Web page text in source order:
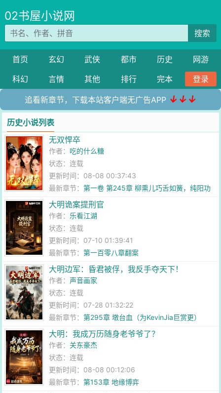
02书屋小说网
搜索
首页 玄幻 武侠 都市 历史
网游
科幻
言情 其他 排行 完本 登录
追看新章节，下载本站客户端无广告APP ↓↓↓
历史小说列表
无双悍卒
作者： 吃的什么糖
状态：连载
更新时间：08-08 00:37:43
最新章节：第一卷 第245章 柳熏儿巧舌如簧，纯阳功
下半部曝光！
大明诡案提刑官
作者： 乐看江湖
状态：连载
更新时间：07-10 01:39:41
最新章节：第一百零八章翻案
大明边军：昏君被俘，我反手夺天下！
作者： 声音画家
状态：连载
更新时间：07-28 01:32:22
最新章节：第295章 墩台血（为KevinJia巨赏更）
大明：我成万历随身老爷爷了？
作者： 关东豪杰
状态：连载
更新时间：08-08 00:12:06
最新章节：第153章 地缘博弈